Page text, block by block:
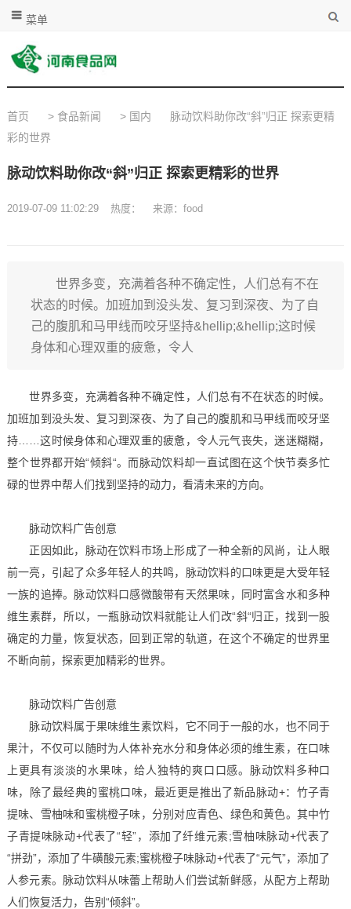
菜单
首页 > 食品新闻 > 国内
脉动饮料助你改“斜”归正 探索更精
彩的世界
脉动饮料助你改“斜”归正 探索更精彩的世界
2019-07-09 11:02:29 热度： 来源：food
世界多变，充满着各种不确定性，人们总有不在
状态的时候。加班加到没头发、复习到深夜、为了自
己的腹肌和马甲线而咬牙坚持&hellip;&hellip;这时候
身体和心理双重的疲惫，令人
世界多变，充满着各种不确定性，人们总有不在状态的时候。
加班加到没头发、复习到深夜、为了自己的腹肌和马甲线而咬牙坚
持……这时候身体和心理双重的疲惫，令人元气丧失，迷迷糊糊，
整个世界都开始“倾斜“。而脉动饮料却一直试图在这个快节奏多忙
碌的世界中帮人们找到坚持的动力，看清未来的方向。
脉动饮料广告创意
正因如此，脉动在饮料市场上形成了一种全新的风尚，让人眼
前一亮，引起了众多年轻人的共鸣，脉动饮料的口味更是大受年轻
一族的追捧。脉动饮料口感微酸带有天然果味，同时富含水和多种
维生素群，所以，一瓶脉动饮料就能让人们改“斜“归正，找到一股
确定的力量，恢复状态，回到正常的轨道，在这个不确定的世界里
不断向前，探索更加精彩的世界。
脉动饮料广告创意
脉动饮料属于果味维生素饮料，它不同于一般的水，也不同于
果汁，不仅可以随时为人体补充水分和身体必须的维生素，在口味
上更具有淡淡的水果味，给人独特的爽口口感。脉动饮料多种口
味，除了最经典的蜜桃口味，最近更是推出了新品脉动+：竹子青
提味、雪柚味和蜜桃橙子味，分别对应青色、绿色和黄色。其中竹
子青提味脉动+代表了“轻”，添加了纤维元素;雪柚味脉动+代表了
“拼劲”，添加了牛磺酸元素;蜜桃橙子味脉动+代表了“元气”，添加了
人参元素。脉动饮料从味蕾上帮助人们尝试新鲜感，从配方上帮助
人们恢复活力，告别“倾斜”。